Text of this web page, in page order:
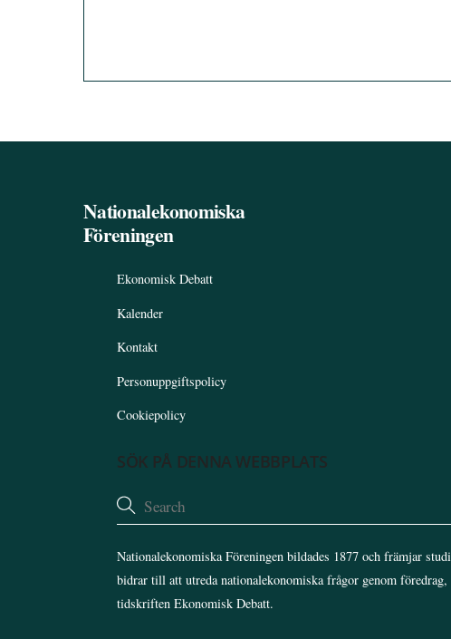
Nationalekonomiska
Föreningen
Ekonomisk Debatt
Kalender
Kontakt
Personuppgiftspolicy
Cookiepolicy
SÖK PÅ DENNA WEBBPLATS
Nationalekonomiska Föreningen bildades 1877 och främjar
bidrar till att utreda nationalekonomiska frågor genom
tidskriften Ekonomisk Debatt.